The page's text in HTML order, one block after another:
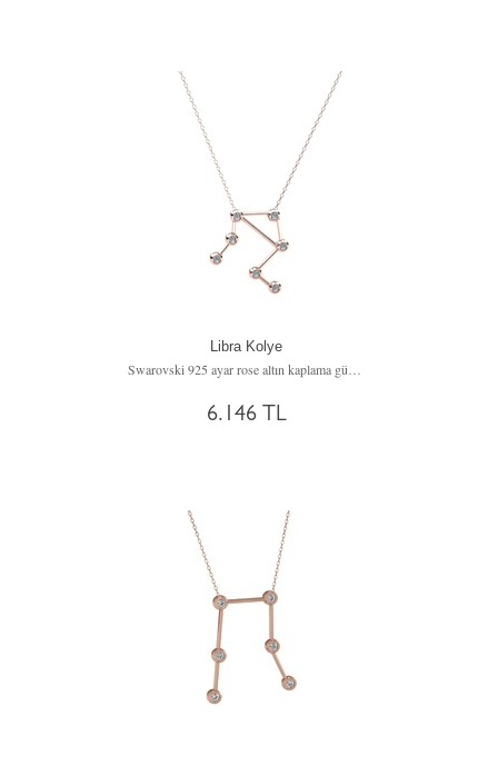
Libra Kolye
6.146 TL